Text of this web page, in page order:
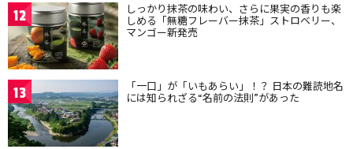
12 しっかり抹茶の味わい、さらに果実の香りも楽
しめる「無糖フレーバー抹茶」ストロベリー、
マンゴー新発売
13 「一口」が「いもあらい」！？ 日本の難読地名
には知られざる“名前の法則”があった